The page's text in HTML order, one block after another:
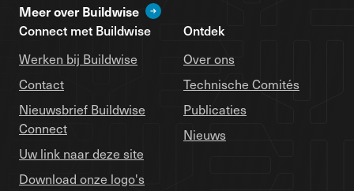
Meer over Buildwise
Connect met Buildwise
Werken bij Buildwise
Contact
Nieuwsbrief Buildwise
Connect
Uw link naar deze site
Download onze logo's
Ontdek
Over ons
Technische Comités
Publicaties
Nieuws